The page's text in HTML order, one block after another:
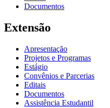
Documentos
Extensão
Apresentação
Projetos e Programas
Estágio
Convênios e Parcerias
Editais
Documentos
Assistência Estudantil